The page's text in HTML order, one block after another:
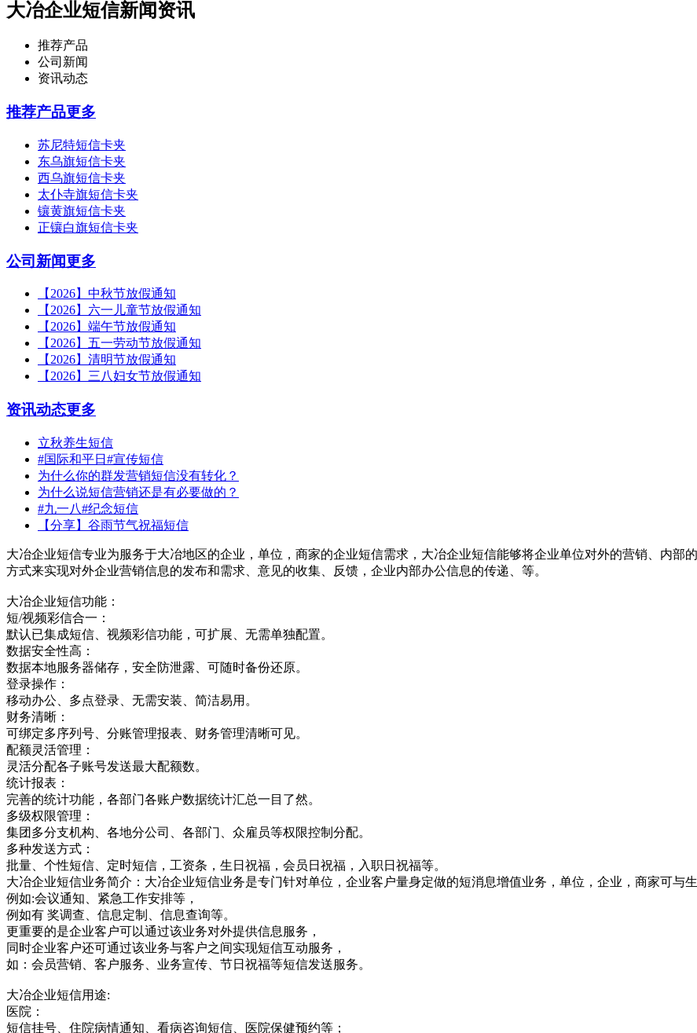
大冶企业短信新闻资讯
推荐产品
公司新闻
资讯动态
推荐产品更多
苏尼特短信卡夹
东乌旗短信卡夹
西乌旗短信卡夹
太仆寺旗短信卡夹
镶黄旗短信卡夹
正镶白旗短信卡夹
公司新闻更多
【2026】中秋节放假通知
【2026】六一儿童节放假通知
【2026】端午节放假通知
【2026】五一劳动节放假通知
【2026】清明节放假通知
【2026】三八妇女节放假通知
资讯动态更多
立秋养生短信
#国际和平日#宣传短信
为什么你的群发营销短信没有转化？
为什么说短信营销还是有必要做的？
#九一八#纪念短信
【分享】谷雨节气祝福短信
大冶企业短信专业为服务于大冶地区的企业，单位，商家的企业短信需求，大冶企业短信能够将企业单位对外的营销、内部
方式来实现对外企业营销信息的发布和需求、意见的收集、反馈，企业内部办公信息的传递、等。
大冶企业短信功能：
短/视频彩信合一：
默认已集成短信、视频彩信功能，可扩展、无需单独配置。
数据安全性高：
数据本地服务器储存，安全防泄露、可随时备份还原。
登录操作：
移动办公、多点登录、无需安装、简洁易用。
财务清晰：
可绑定多序列号、分账管理报表、财务管理清晰可见。
配额灵活管理：
灵活分配各子账号发送最大配额数。
统计报表：
完善的统计功能，各部门各账户数据统计汇总一目了然。
多级权限管理：
集团多分支机构、各地分公司、各部门、众雇员等权限控制分配。
多种发送方式：
批量、个性短信、定时短信，工资条，生日祝福，会员日祝福，入职日祝福等。
大冶企业短信业务简介：大冶企业短信业务是专门针对单位，企业客户量身定做的短消息增值业务，单位，企业，商家可与
例如:会议通知、紧急工作安排等，
例如有 奖调查、信息定制、信息查询等。
更重要的是企业客户可以通过该业务对外提供信息服务，
同时企业客户还可通过该业务与客户之间实现短信互动服务，
如：会员营销、客户服务、业务宣传、节日祝福等短信发送服务。
大冶企业短信用途:
医院：
短信挂号、住院病情通知、看病咨询短信、医院保健预约等；